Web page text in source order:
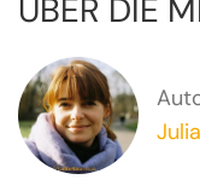
ÜBER DIE